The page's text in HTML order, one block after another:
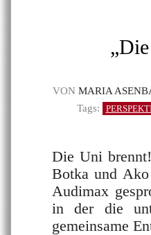
VON MARIA
Tags:
Die Uni
Botka und
Audimax
in der die
gemeinsame